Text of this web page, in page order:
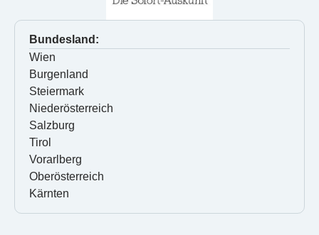
Bundesland:
Wien
Burgenland
Steiermark
Niederösterreich
Salzburg
Tirol
Vorarlberg
Oberösterreich
Kärnten